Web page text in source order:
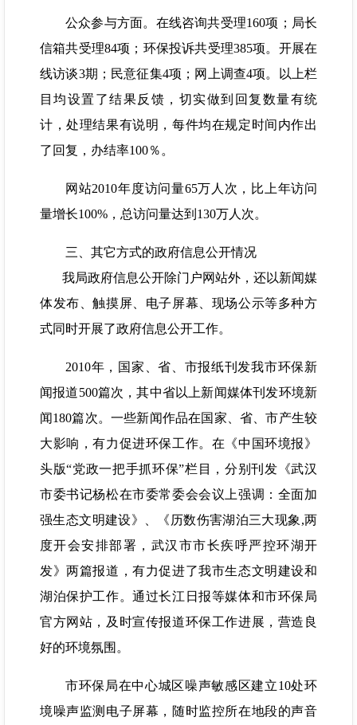
公众参与方面。在线咨询共受理160项；局长
信箱共受理84项；环保投诉共受理385项。开展在
线访谈3期；民意征集4项；网上调查4项。以上栏
目均设置了结果反馈，切实做到回复数量有统
计，处理结果有说明，每件均在规定时间内作出
了回复，办结率100％。
网站2010年度访问量65万人次，比上年访问
量增长100%，总访问量达到130万人次。
三、其它方式的政府信息公开情况
我局政府信息公开除门户网站外，还以新闻媒
体发布、触摸屏、电子屏幕、现场公示等多种方
式同时开展了政府信息公开工作。
2010年，国家、省、市报纸刊发我市环保新
闻报道500篇次，其中省以上新闻媒体刊发环境新
闻180篇次。一些新闻作品在国家、省、市产生较
大影响，有力促进环保工作。在《中国环境报》
头版“党政一把手抓环保”栏目，分别刊发《武汉
市委书记杨松在市委常委会会议上强调：全面加
强生态文明建设》、《历数伤害湖泊三大现象,两
度开会安排部署，武汉市市长疾呼严控环湖开
发》两篇报道，有力促进了我市生态文明建设和
湖泊保护工作。通过长江日报等媒体和市环保局
官方网站，及时宣传报道环保工作进展，营造良
好的环境氛围。
市环保局在中心城区噪声敏感区建立10处环
境噪声监测电子屏幕，随时监控所在地段的声音